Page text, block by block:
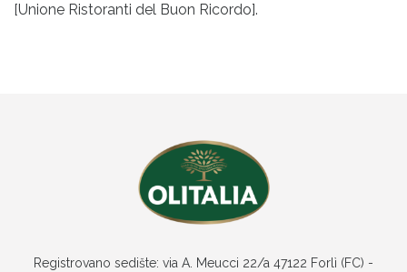
[Unione Ristoranti del Buon Ricordo].
Registrovano sedište: via A. Meucci 22/a 47122 Forlì (FC) -